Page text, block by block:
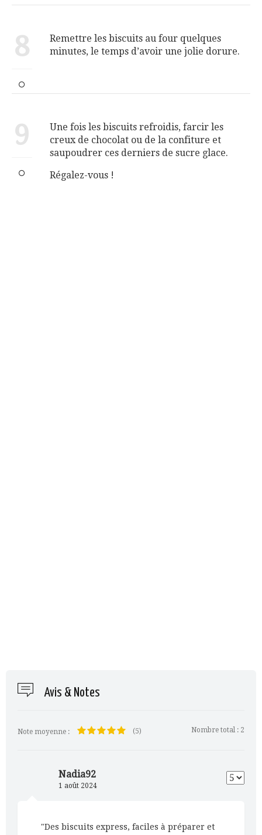
8
Remettre les biscuits au four quelques
minutes, le temps d’avoir une jolie dorure.
9
Une fois les biscuits refroidis, farcir les
creux de chocolat ou de la confiture et
saupoudrer ces derniers de sucre glace.
Régalez-vous !
Avis & Notes
Note moyenne : (5) Nombre total : 2
Nadia92
1 août 2024
"Des biscuits express, faciles à préparer et